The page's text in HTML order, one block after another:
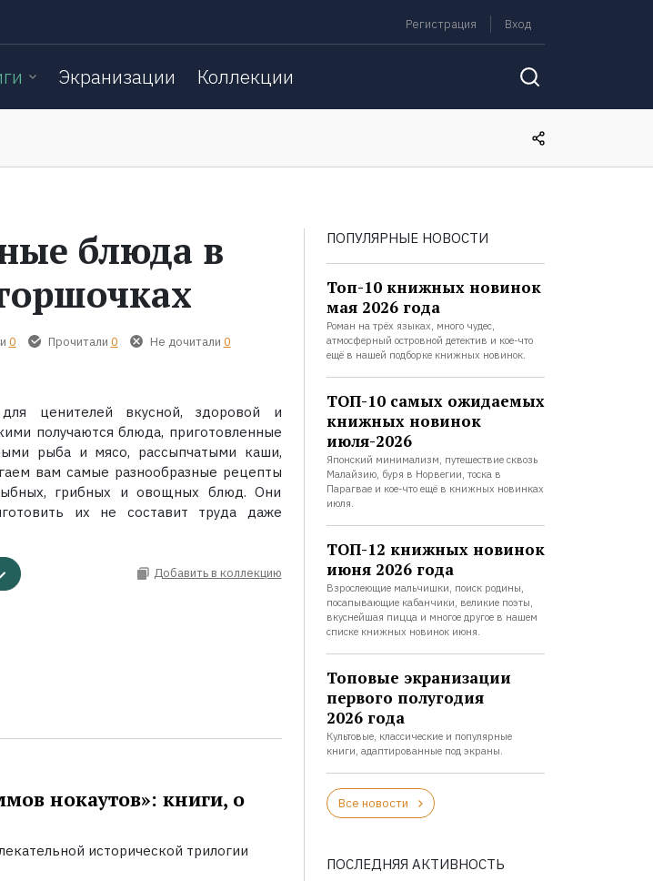
Регистрация Вход
Экранизации Коллекции
блюда в
0 Прочитали 0 Не дочитали 0
ценителей вкусной, здоровой и
получаются блюда, приготовленные
рыба и мясо, рассыпчатыми каши,
вам самые разнообразные рецепты
грибных и овощных блюд. Они
их не составит труда даже
Добавить в коллекцию
нокаутов»: книги, о
исторической трилогии
ПОПУЛЯРНЫЕ НОВОСТИ
Топ-10 книжных новинок
мая 2026 года
Роман на трёх языках, много чудес,
атмосферный островной детектив и кое-что
ещё в нашей подборке книжных новинок.
ТОП-10 самых ожидаемых
книжных новинок
июля-2026
Японский минимализм, путешествие сквозь
Малайзию, буря в Норвегии, тоска в
Парагвае и кое-что ещё в книжных новинках
июля.
ТОП-12 книжных новинок
июня 2026 года
Взрослеющие мальчишки, поиск родины,
посапывающие кабанчики, великие поэты,
вкуснейшая пицца и многое другое в нашем
списке книжных новинок июня.
Топовые экранизации
первого полугодия
2026 года
Культовые, классические и популярные
книги, адаптированные под экраны.
Все новости
ПОСЛЕДНЯЯ АКТИВНОСТЬ